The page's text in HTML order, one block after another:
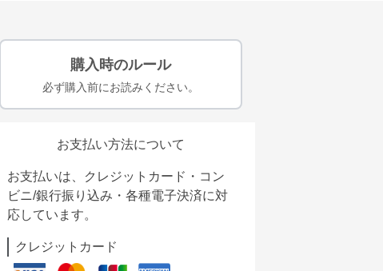
購入時のルール
必ず購入前にお読みください。
お支払い方法について
お支払いは、クレジットカード・コン
ビニ/銀行振り込み・各種電子決済に対
応しています。
クレジットカード